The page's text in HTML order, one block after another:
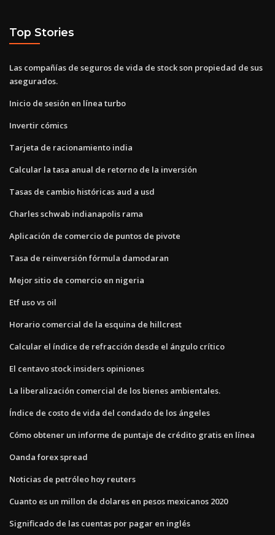
Top Stories
Las compañías de seguros de vida de stock son propiedad de sus
asegurados.
Inicio de sesión en línea turbo
Invertir cómics
Tarjeta de racionamiento india
Calcular la tasa anual de retorno de la inversión
Tasas de cambio históricas aud a usd
Charles schwab indianapolis rama
Aplicación de comercio de puntos de pivote
Tasa de reinversión fórmula damodaran
Mejor sitio de comercio en nigeria
Etf uso vs oil
Horario comercial de la esquina de hillcrest
Calcular el índice de refracción desde el ángulo crítico
El centavo stock insiders opiniones
La liberalización comercial de los bienes ambientales.
Índice de costo de vida del condado de los ángeles
Cómo obtener un informe de puntaje de crédito gratis en línea
Oanda forex spread
Noticias de petróleo hoy reuters
Cuanto es un millon de dolares en pesos mexicanos 2020
Significado de las cuentas por pagar en inglés